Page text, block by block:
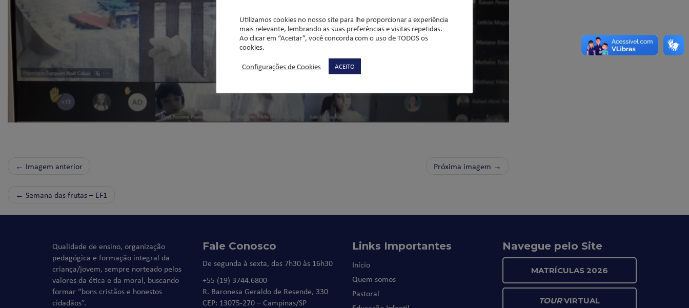
← Imagem anterior Próxima imagem →
← Semana das frutas – EF1
Qualidade de ensino, organização
pedagógica e formação integral da
criança/jovem, sempre norteado pelos
valores da ética e da moral, buscando
formar “bons cristãos e honestos
cidadãos”.
Fale Conosco
De segunda à sexta, das 7h30 às 16h30
+55 (19) 3744.6800
R. Baronesa Geraldo de Resende, 330
CEP: 13075-270 – Campinas/SP
Links Importantes
Início
Quem somos
Pastoral
Navegue pelo Site
MATRÍCULAS 2026
TOURVIRTUAL
Utilizamos cookies no nosso site para lhe proporcionar a experiência
mais relevante, lembrando as suas preferências e visitas repetidas.
Ao clicar em “Aceitar”, você concorda com o uso de TODOS os
cookies.
Configurações de Cookies
ACEITO